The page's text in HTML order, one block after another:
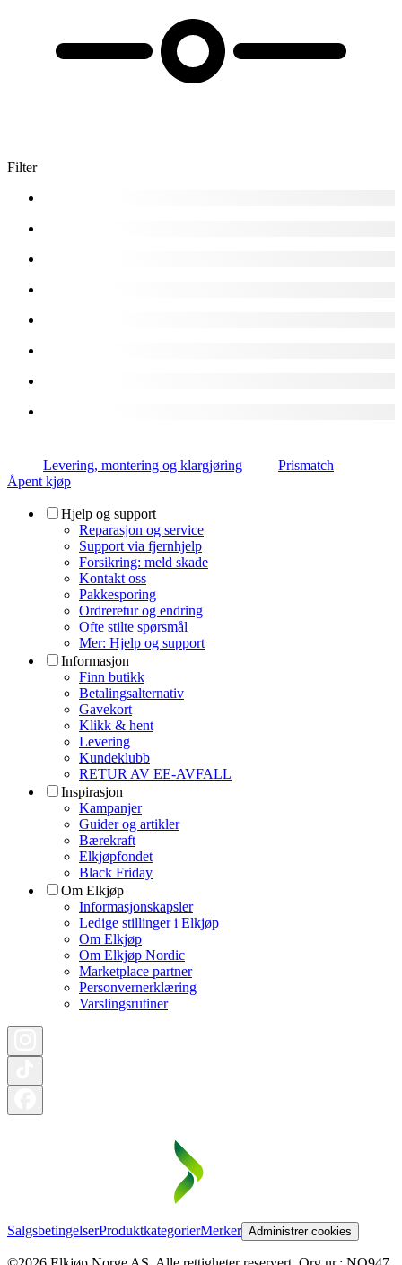
Filter
Levering, montering og klargjøring
Prismatch
Åpent kjøp
Hjelp og support
Reparasjon og service
Support via fjernhjelp
Forsikring: meld skade
Kontakt oss
Pakkesporing
Ordreretur og endring
Ofte stilte spørsmål
Mer: Hjelp og support
Informasjon
Finn butikk
Betalingsalternativ
Gavekort
Klikk & hent
Levering
Kundeklubb
RETUR AV EE-AVFALL
Inspirasjon
Kampanjer
Guider og artikler
Bærekraft
Elkjøpfondet
Black Friday
Om Elkjøp
Informasjonskapsler
Ledige stillinger i Elkjøp
Om Elkjøp
Om Elkjøp Nordic
Marketplace partner
Personvernerklæring
Varslingsrutiner
SalgsbetingelserProduktkategorierMerker Administrer cookies